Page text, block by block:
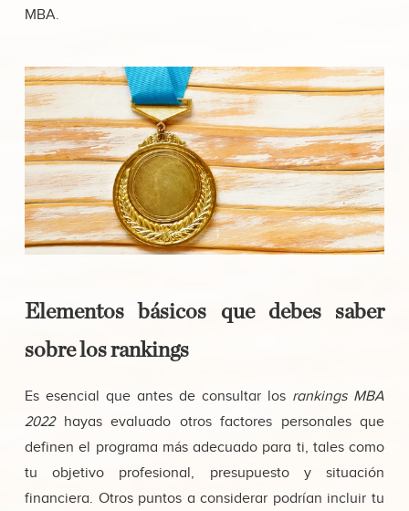
MBA.
Elementos básicos que debes saber
sobre los rankings
Es esencial que antes de consultar los rankings MBA
2022hayas evaluado otros factores personales que
definen el programa más adecuado para ti, tales como
tu objetivo profesional, presupuesto y situación
financiera. Otros puntos a considerar podrían incluir tu